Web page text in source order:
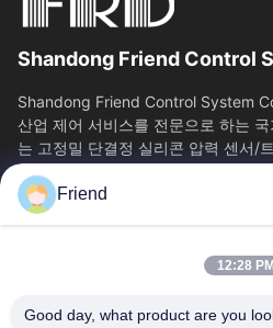
Shandong Friend Control
Shandong Friend Control System
산업 제어 서비스를 전문으로 하는
는 고정밀 단결정 실리콘 압력 센서/
니다. 클래스 0.05...
빠른 링크
회
공장 투어
품
Friend
12:28 PM
Good day, what product are you